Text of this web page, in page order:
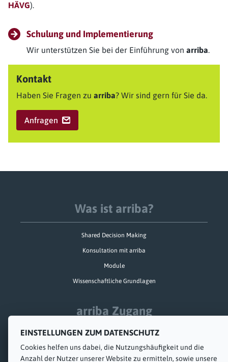
EINSTELLUNGEN ZUM DATENSCHUTZ
Cookies helfen uns dabei, die Nutzungs­häufigkeit und die
Anzahl der Nutzer unserer Website zu ermitteln, sowie unsere
HÄVG).
Schulung und Implementierung
Wir unterstützen Sie bei der Einführung von arriba.
Kontakt
Haben Sie Fragen zu arriba? Wir sind gern für Sie da.
Anfragen
Was ist arriba?
Shared Decision Making
Konsultation mit arriba
Module
Wissenschaftliche Grundlagen
arriba Zugang
Schulung und Implementierung